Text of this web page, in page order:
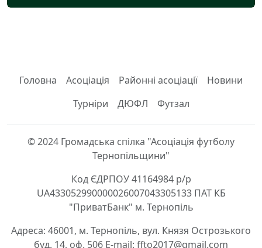
Головна Асоціація Районні асоціації
Новини
Турніри
ДЮФЛ Футзал
© 2024 Громадська спілка "Асоціація футболу
Тернопільщини"
Код ЄДРПОУ 41164984 р/р
UA433052990000026007043305133 ПАТ КБ
"ПриватБанк" м. Тернопіль
Адреса: 46001, м. Тернопіль, вул. Князя Острозького
буд. 14, оф. 506 E-mail: ffto2017@gmail.com